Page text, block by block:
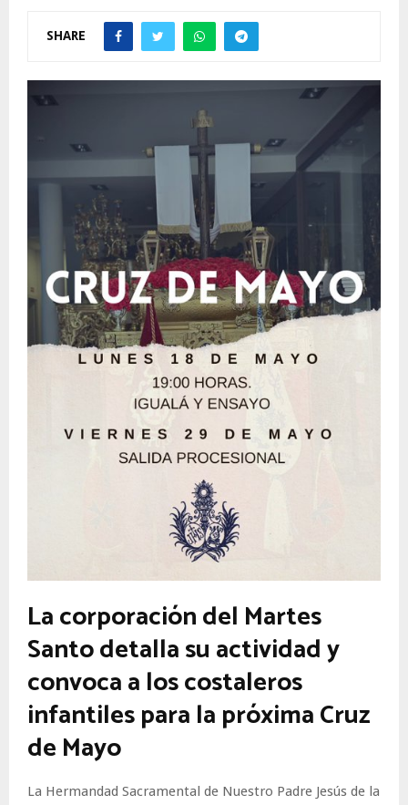
SHARE
La corporación del Martes
Santo detalla su actividad y
convoca a los costaleros
infantiles para la próxima Cruz
de Mayo
La Hermandad Sacramental de Nuestro Padre Jesús de la